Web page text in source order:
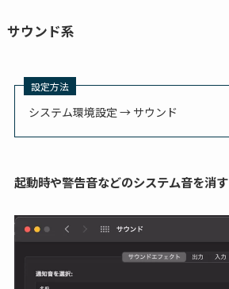
サウンド系
設定方法
システム環境設定 → サウンド
起動時や警告音などのシステム音を消す